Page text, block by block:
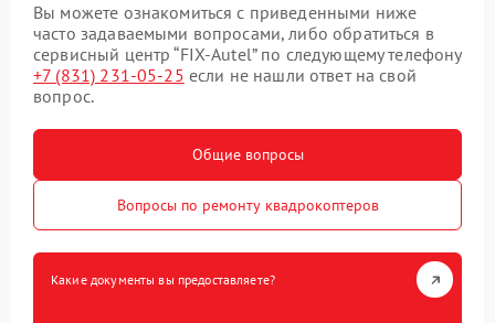
Вы можете ознакомиться с приведенными ниже
часто задаваемыми вопросами, либо обратиться в
сервисный центр “FIX-Autel” по следующему телефону
+7 (831) 231-05-25 если не нашли ответ на свой
вопрос.
Общие вопросы
Вопросы по ремонту квадрокоптеров
Какие документы вы предоставляете?